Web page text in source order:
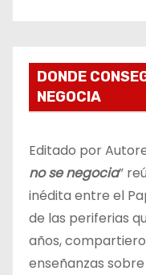
DONDE
NEGOCIA
Editado por
no se negocia”
inédita entre el
de las periferias
años,
enseñanzas